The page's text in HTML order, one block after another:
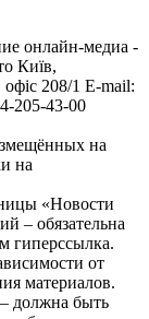
онлайн-медиа -
Київ,
208/1 E-mail:
205-43-00
на
на
«Новости
– обязательна
гиперссылка.
от
материалов.
должна быть